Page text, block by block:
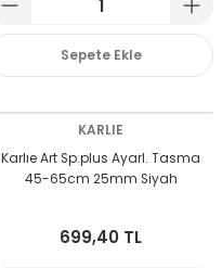
Sepete Ekle
KARLIE
Karlıe Art Sp.plus Ayarl. Tasma
45-65cm 25mm Siyah
699,40 TL